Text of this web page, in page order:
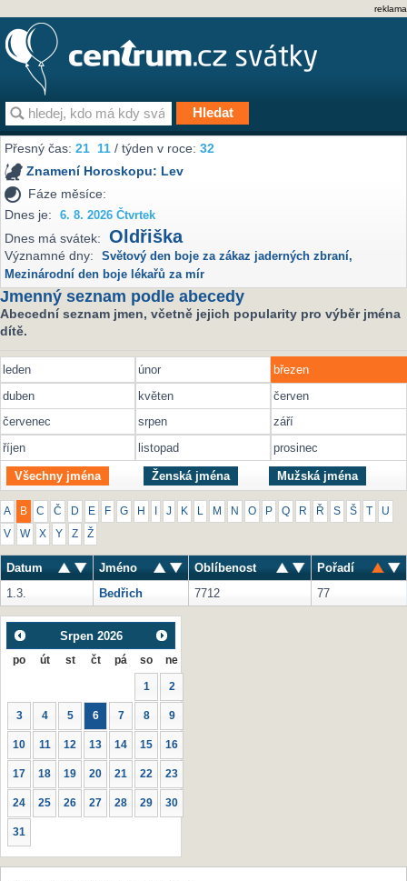
reklama
Přesný čas:21 11 / týden v roce:32
Znamení Horoskopu: Lev
Fáze měsíce:
Dnes je:
6. 8. 2026 Čtvrtek
Dnes má svátek: Oldřiška
Významné dny: Světový den boje za zákaz jaderných zbraní,
Mezinárodní den boje lékařů za mír
Jmenný seznam podle abecedy
Abecední seznam jmen, včetně jejich popularity pro výběr jména
dítě.
leden únor
březen
duben
květen
červen
červenec
srpen
září
říjen
listopad prosinec
Všechny jména Ženská jména Mužská jména
A B C Č D E F G H J K M N O P Q R Ř S Š U
V W X Y Z Ž
Datum Jméno Oblíbenost
Pořadí
1.3.
Bedřich 7712 77
Srpen 2026
po út st čt pá so ne
1 2
3 4 5 6 7 8 9
10 11 12 13 14 15 16
17 18 19 20 21 22 23
24 25 26 27 28 29 30
31